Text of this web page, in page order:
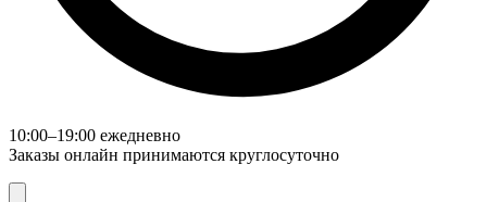
10:00–19:00 ежедневно
Заказы онлайн принимаются круглосуточно